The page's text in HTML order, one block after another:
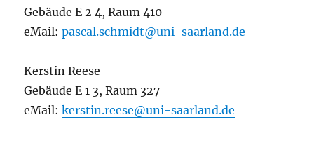
Gebäude E 2 4, Raum 410
eMail:pascal.schmidt@uni-saarland.de
Kerstin Reese
Gebäude E 1 3, Raum 327
eMail:kerstin.reese@uni-saarland.de